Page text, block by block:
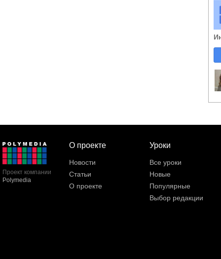
Проект компании
Polymedia
О проекте
Новости
Статьи
О проекте
Уроки
Все уроки
Новые
Популярные
Выбор редакции